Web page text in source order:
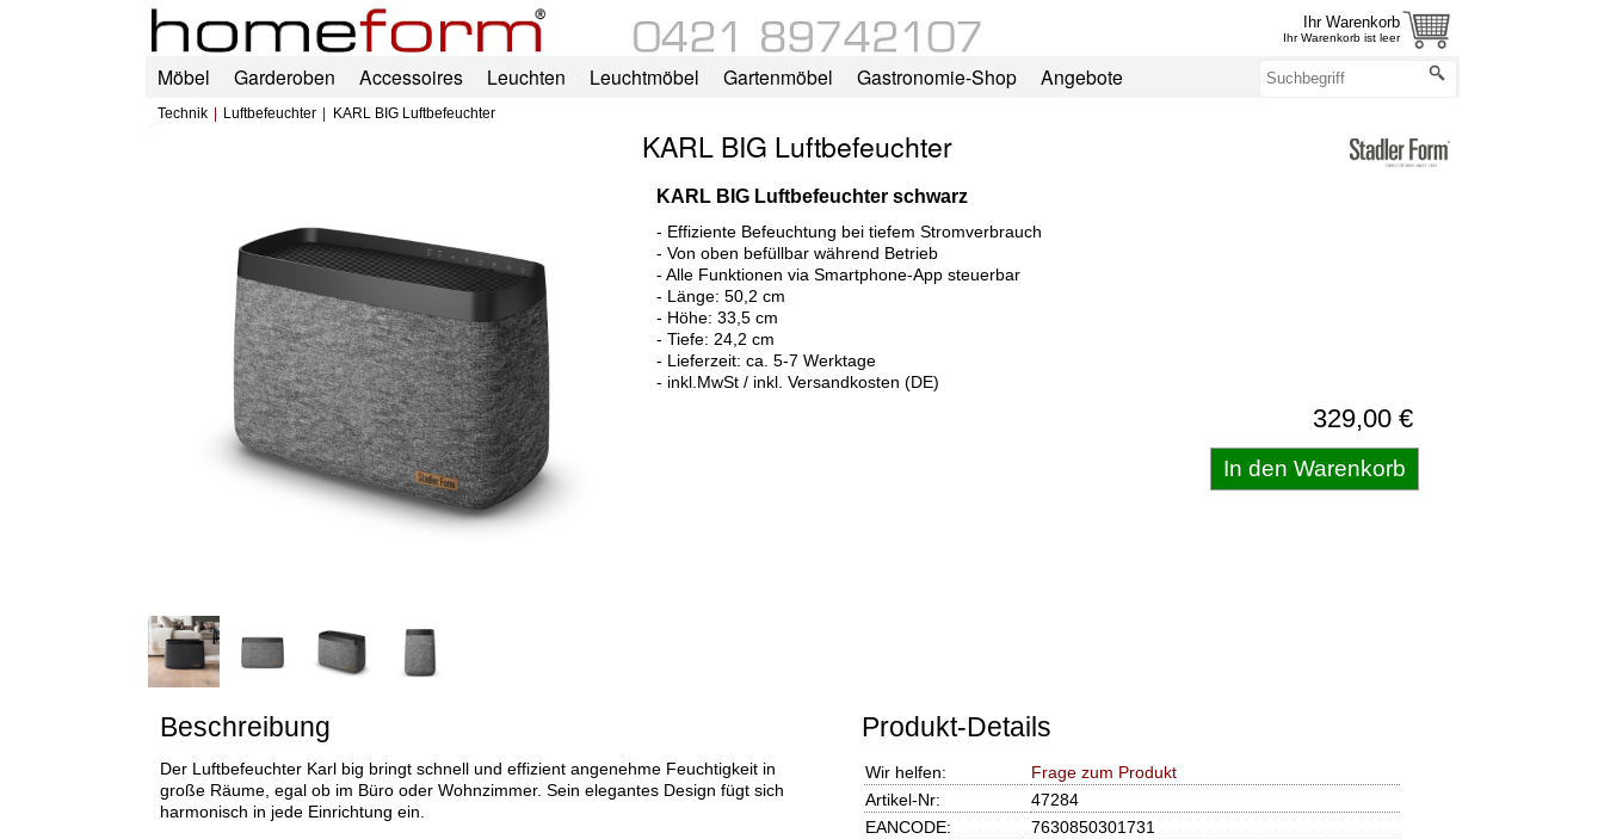
Ihr Warenkorb
Ihr Warenkorb ist leer
Möbel Garderoben Accessoires Leuchten Leuchtmöbel Gartenmöbel Gastronomie-Shop Angebote
Technik Luftbefeuchter KARL BIG Luftbefeuchter
KARL BIG Luftbefeuchter
KARL BIG Luftbefeuchter schwarz
- Effiziente Befeuchtung bei tiefem Stromverbrauch
- Von oben befüllbar während Betrieb
- Alle Funktionen via Smartphone-App steuerbar
- Länge: 50,2 cm
- Höhe: 33,5 cm
- Tiefe: 24,2 cm
- Lieferzeit: ca. 5-7 Werktage
- inkl.MwSt / inkl. Versandkosten (DE)
329,00 €
Beschreibung
Der Luftbefeuchter Karl big bringt schnell und effizient angenehme Feuchtigkeit in
große Räume, egal ob im Büro oder Wohnzimmer. Sein elegantes Design fügt sich
harmonisch in jede Einrichtung ein.
Produkt-Details
Wir helfen:
Frage zum Produkt
Artikel-Nr:
47284
EANCODE:
7630850301731